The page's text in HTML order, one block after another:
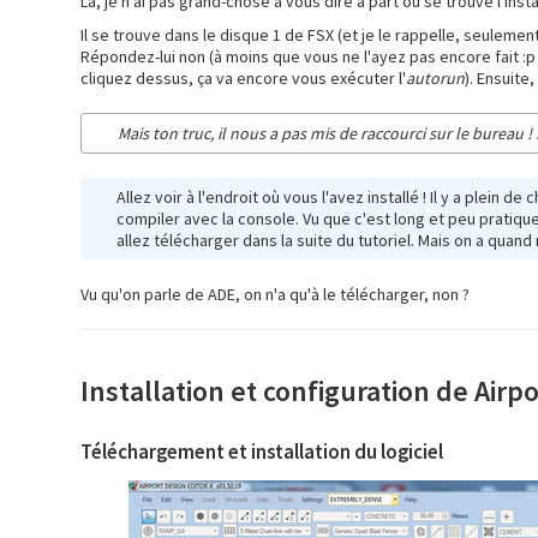
Il se trouve dans le disque 1 de FSX (et je le rappelle,
Répondez-lui non (à moins que vous ne l'ayez pas encore fait
cliquez dessus, ça va encore vous exécuter l'autorun).
Mais ton truc, il nous a pas mis de raccourci sur le bureau
Allez voir à l'endroit où vous l'avez installé ! Il y a plein
compiler avec la console. Vu que c'est long et peu
allez télécharger dans la suite du tutoriel. Mais on a
Vu qu'on parle de ADE, on n'a qu'à le télécharger, non ?
Installation et configuration de
Téléchargement et installation du logiciel